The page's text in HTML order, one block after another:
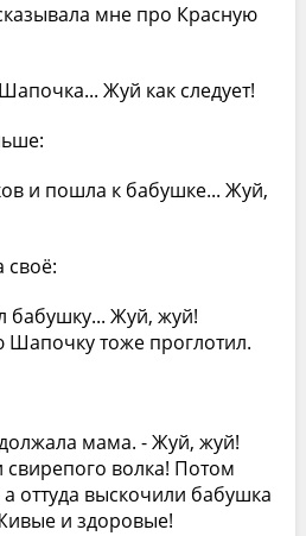
мне про Красную
Жуй как следует!
и пошла к бабушке... Жуй,
своё:
бабушку... Жуй, жуй!
тоже проглотил.
мама. - Жуй, жуй!
волка! Потом
оттуда выскочили бабушка
и здоровые!